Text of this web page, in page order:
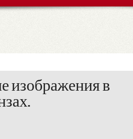
изображения в